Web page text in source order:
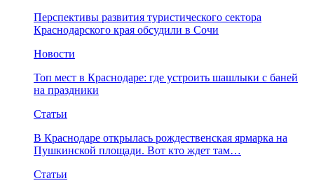
Перспективы развития туристического сектора
Краснодарского края обсудили в Сочи
Новости
Топ мест в Краснодаре: где устроить шашлыки с баней
на праздники
Статьи
В Краснодаре открылась рождественская ярмарка на
Пушкинской площади. Вот кто ждет там…
Статьи